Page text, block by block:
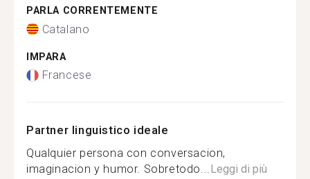
PARLA CORRENTEMENTE
Catalano
IMPARA
Francese
Partner linguistico ideale
Qualquier persona con conversacion,
imaginacion y humor. Sobretodo...Leggi di più